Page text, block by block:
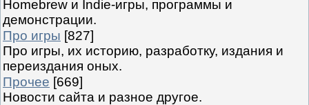
Homebrew и Indie-игры, программы и
демонстрации.
Про игры [827]
Про игры, их историю, разработку, издания и
переиздания оных.
Прочее [669]
Новости сайта и разное другое.